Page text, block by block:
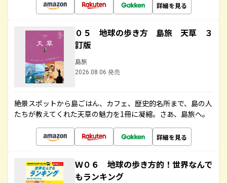
詳細を見る
０５ 地球の歩き方 島旅 天草 ３
訂版
島旅
2026.08.06 発売
絶景スポットから島ごはん、カフェ、歴史的名所まで、島の人
たちが教えてくれた天草の魅力を1冊に凝縮。さあ、島旅へ。
詳細を見る
Ｗ０６ 地球の歩き方的！世界なんで
もランキング